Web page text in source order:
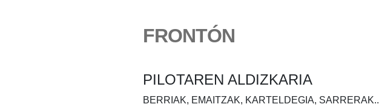
FRONTÓN
PILOTAREN ALDIZKARIA
BERRIAK, EMAITZAK, KARTELDEGIA, SARRERAK..